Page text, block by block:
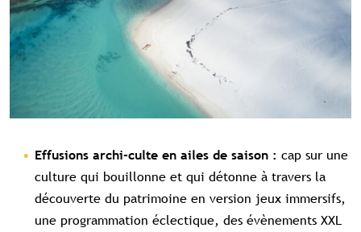
Effusions archi-culte en ailes de saison : cap sur une
culture qui bouillonne et qui détonne à travers la
découverte du patrimoine en version jeux immersifs,
une programmation éclectique, des évènements XXL